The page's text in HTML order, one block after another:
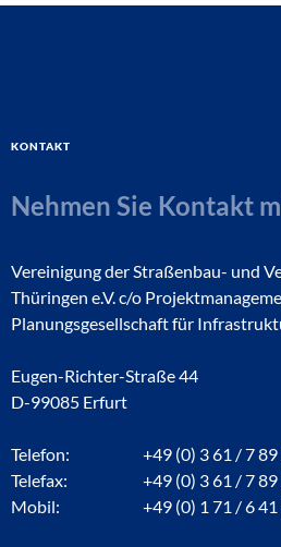
Kontakt
Nehmen Sie Kontakt
Vereinigung der Straßenbau- und
Thüringen e.V. c/o
Planungsgesellschaft für
Eugen-Richter-Straße 44
D-99085 Erfurt
Telefon:
+49 (0) 3 61 / 7
Telefax:
+49 (0) 3 61 / 7
Mobil:
+49 (0) 1 71 / 6